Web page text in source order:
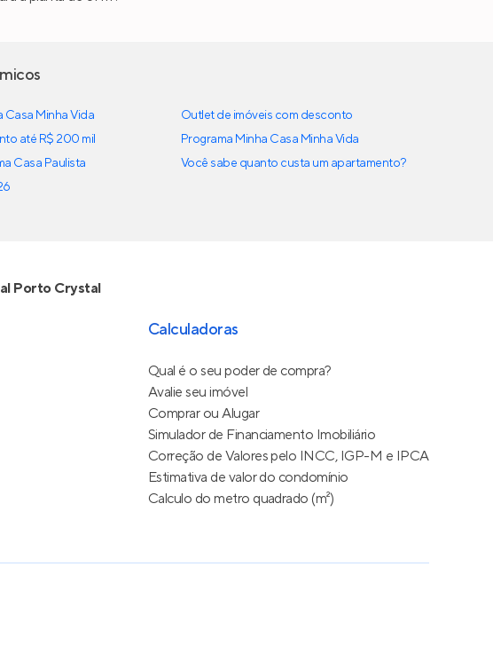
Minha Vida
até R$ 200 mil
Casa Paulista
Outlet de imóveis com desconto
Programa Minha Casa Minha Vida
Você sabe quanto custa um apartamento?
Porto Crystal
Calculadoras
Qual é o seu poder de compra?
Avalie seu imóvel
Comprar ou Alugar
Simulador de Financiamento Imobiliário
Correção de Valores pelo INCC, IGP-M e IPCA
Estimativa de valor do condomínio
Calculo do metro quadrado (m²)